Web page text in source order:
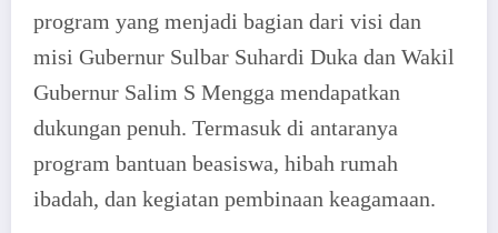
program yang menjadi bagian dari visi dan
misi Gubernur Sulbar Suhardi Duka dan Wakil
Gubernur Salim S Mengga mendapatkan
dukungan penuh. Termasuk di antaranya
program bantuan beasiswa, hibah rumah
ibadah, dan kegiatan pembinaan keagamaan.